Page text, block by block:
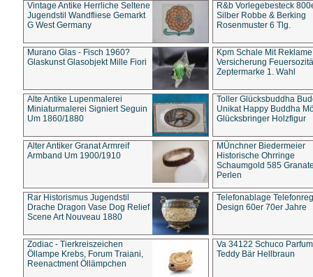
Vintage Antike Herrliche Seltene
Jugendstil Wandfliese Gemarkt
G West Germany
R&b Vorlegebesteck
Silber Robbe & Berking
Rosenmuster 6 Tlg.
Murano Glas - Fisch 1960?
Glaskunst Glasobjekt Mille Fiori
Kpm Schale Mit Reklame
Versicherung
Zeptermarke 1. Wahl
Alte Antike Lupenmalerei
Miniaturmalerei Signiert Seguin
Um 1860/1880
Toller Glücksbuddha
Unikat Happy Buddha
Glücksbringer Holzfigur
Alter Antiker Granat Armreif
Armband Um 1900/1910
MÜnchner Biedermeier
Historische Ohrringe
Schaumgold 585
Perlen
Rar Historismus Jugendstil
Drache Dragon Vase Dog Relief
Scene Art Nouveau 1880
Telefonablage
Design 60er 70er Jahre
Zodiac - Tierkreiszeichen
Öllampe Krebs, Forum Traiani,
Reenactment Öllämpchen
Va 34122 Schuco
Teddy Bär Hellbraun